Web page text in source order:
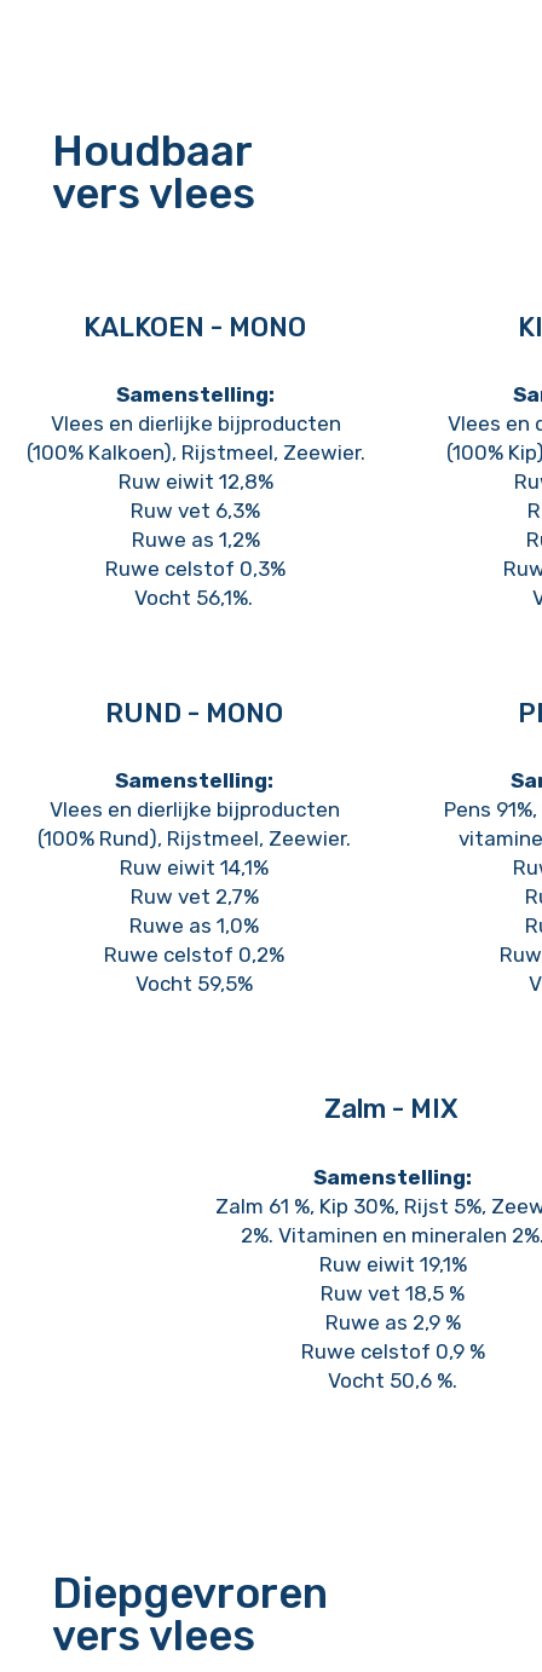
Houdbaar
vers vlees
KALKOEN - MONO
Samenstelling:
Vlees en dierlijke bijproducten
(100% Kalkoen), Rijstmeel, Zeewier.
Ruw eiwit 12,8%
Ruw vet 6,3%
Ruwe as 1,2%
Ruwe celstof 0,3%
Vocht 56,1%.
Vlees en
(100%
RUND - MONO
Samenstelling:
Vlees en dierlijke bijproducten
(100% Rund), Rijstmeel, Zeewier.
Ruw eiwit 14,1%
Ruw vet 2,7%
Ruwe as 1,0%
Ruwe celstof 0,2%
Vocht 59,5%
Pens
Zalm - MIX
Samenstelling:
Zalm 61 %, Kip 30%, Rijst 5%,
2%. Vitaminen en mineralen
Ruw eiwit 19,1%
Ruw vet 18,5 %
Ruwe as 2,9 %
Ruwe celstof 0,9 %
Vocht 50,6 %.
Diepgevroren
vers vlees